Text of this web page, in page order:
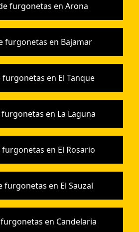
furgonetas en Arona
furgonetas en Bajamar
en El Tanque
en La Laguna
en El Rosario
furgonetas en El Sauzal
en Candelaria